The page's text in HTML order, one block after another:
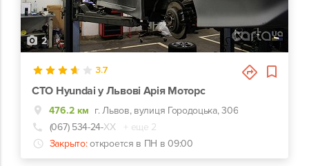
2
3.7
СТО Hyundai у Львові Арія Моторс
476.2 км г. Львов, вулиця Городоцька, 306
(067) 534-24-ХХ
+ еще 2
Закрыто: откроется в ПН в 09:00